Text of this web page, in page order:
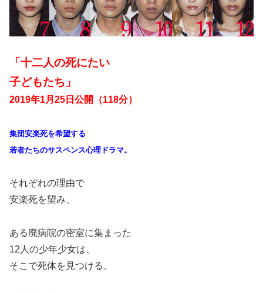
「十二人の死にたい
子どもたち」
2019年1月25日公開（118分）
集団安楽死を希望する
若者たちのサスペンス心理ドラマ。
それぞれの理由で
安楽死を望み、
ある廃病院の密室に集まった
12人の少年少女は、
そこで死体を見つける。